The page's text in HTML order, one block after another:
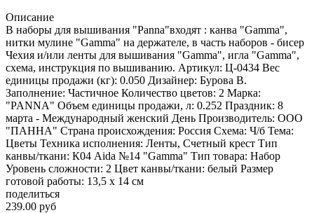
Описание
В наборы для вышивания "Panna"входят : канва "Gamma",
нитки мулине "Gamma" на держателе, в часть наборов - бисер
Чехия и/или ленты для вышивания "Gamma", игла "Gamma",
схема, инструкция по вышиванию. Артикул: Ц-0434 Вес
единицы продажи (кг): 0.050 Дизайнер: Бурова В.
Заполнение: Частичное Количество цветов: 2 Марка:
"PANNA" Объем единицы продажи, л: 0.252 Праздник: 8
марта - Международный женский День Производитель: ООО
"ПАННА" Страна происхождения: Россия Схема: Ч/б Тема:
Цветы Техника исполнения: Ленты, Счетный крест Тип
канвы/ткани: К04 Aida №14 "Gamma" Тип товара: Набор
Уровень сложности: 2 Цвет канвы/ткани: белый Размер
готовой работы: 13,5 x 14 см
поделиться
239.00 руб